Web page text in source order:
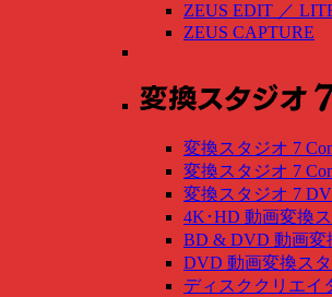
ZEUS EDIT ／
ZEUS CAPTURE
変換スタジオ 7
変換スタジオ 7
変換スタジオ 7
4K･HD 動画変換
BD & DVD 動画変
DVD 動画変換ス
ディスククリエイ